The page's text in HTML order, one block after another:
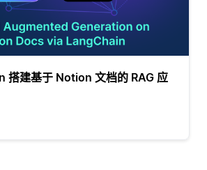
搭建基于 Notion 文档的 RAG 应